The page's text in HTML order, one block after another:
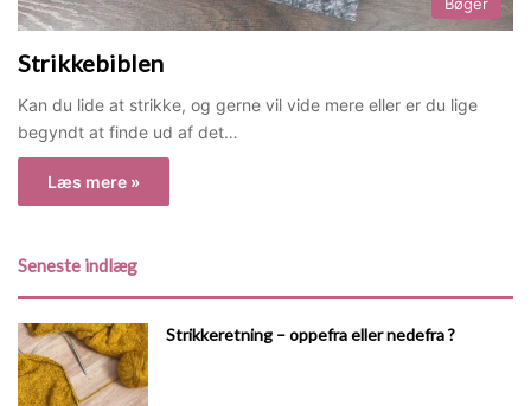
Strikkebiblen
Kan du lide at strikke, og gerne vil vide mere eller er du lige
begyndt at finde ud af det…
Læs mere »
Seneste indlæg
Strikkeretning – oppefra eller nedefra ?